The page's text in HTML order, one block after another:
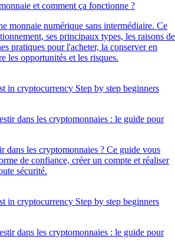
et comment ça fonctionne ?
monnaie numérique sans intermédiaire. Ce
ses principaux types, les raisons de
pratiques pour l'acheter, la conserver en
les opportunités et les risques.
dans les cryptomonnaies : le guide pour
dans les cryptomonnaies ? Ce guide vous
de confiance, créer un compte et réaliser
sécurité.
dans les cryptomonnaies : le guide pour